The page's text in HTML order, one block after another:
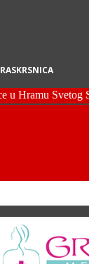
RASKRSNICA